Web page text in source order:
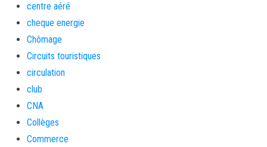
centre aéré
cheque energie
Chômage
Circuits touristiques
circulation
club
CNA
Collèges
Commerce